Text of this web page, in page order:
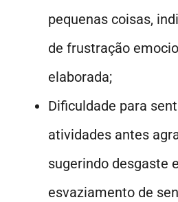
pequenas coisas,
de frustração
elaborada;
Dificuldade para
atividades antes
sugerindo desgaste
esvaziamento de